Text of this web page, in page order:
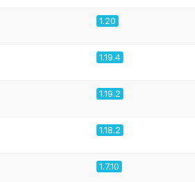
1.20
1.19.4
1.19.2
1.18.2
1.7.10